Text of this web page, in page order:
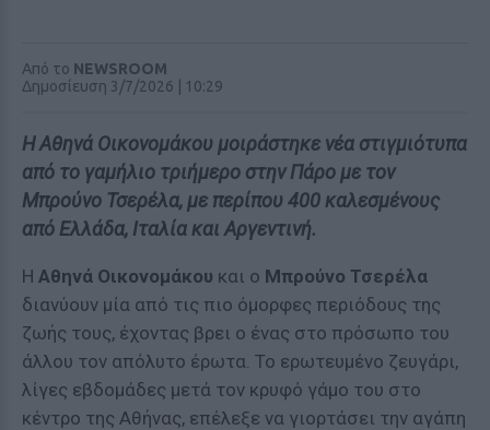
Από το NEWSROOM
Δημοσίευση 3/7/2026 | 10:29
Η Αθηνά Οικονομάκου μοιράστηκε νέα στιγμιότυπα
από το γαμήλιο τριήμερο στην Πάρο με τον
Μπρούνο Τσερέλα, με περίπου 400 καλεσμένους
από Ελλάδα, Ιταλία και Αργεντινή.
Η Αθηνά Οικονομάκου και ο Μπρούνο Τσερέλα
διανύουν μία από τις πιο όμορφες περιόδους της
ζωής τους, έχοντας βρει ο ένας στο πρόσωπο του
άλλου τον απόλυτο έρωτα. Το ερωτευμένο ζευγάρι,
λίγες εβδομάδες μετά τον κρυφό γάμο του στο
κέντρο της Αθήνας, επέλεξε να γιορτάσει την αγάπη